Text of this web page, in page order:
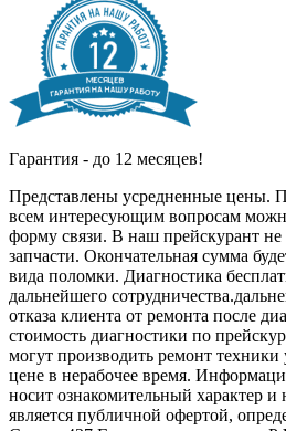
Гарантия - до 12 месяцев!
Представлены усредненные цены.
всем интересующим вопросам
форму связи. В наш прейскурант
запчасти. Окончательная сумма
вида поломки. Диагностика
дальнейшего
отказа клиента от ремонта после
стоимость диагностики по
могут производить ремонт
цене в нерабочее время.
носит ознакомительный характер
является публичной офертой,